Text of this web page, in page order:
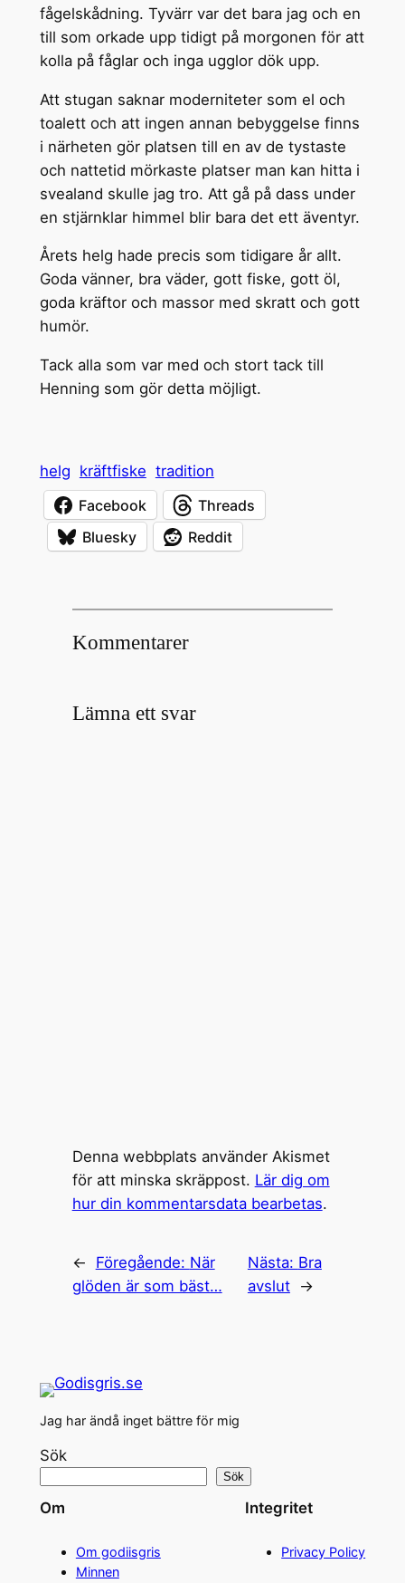
fågelskådning. Tyvärr var det bara jag och en
till som orkade upp tidigt på morgonen för att
kolla på fåglar och inga ugglor dök upp.
Att stugan saknar moderniteter som el och
toalett och att ingen annan bebyggelse finns
i närheten gör platsen till en av de tystaste
och nattetid mörkaste platser man kan hitta i
svealand skulle jag tro. Att gå på dass under
en stjärnklar himmel blir bara det ett äventyr.
Årets helg hade precis som tidigare år allt.
Goda vänner, bra väder, gott fiske, gott öl,
goda kräftor och massor med skratt och gott
humör.
Tack alla som var med och stort tack till
Henning som gör detta möjligt.
helg kräftfiske tradition
Facebook
Threads
Bluesky
Reddit
Kommentarer
Lämna ett svar
Denna webbplats använder Akismet
för att minska skräppost. Lär dig om
hur din kommentarsdata bearbetas.
← Föregående: När
glöden är som bäst…
Nästa: Bra
avslut
→
Jag har ändå inget bättre för mig
Sök
Sök
Om
Om godiisgris
Minnen
Integritet
Privacy Policy